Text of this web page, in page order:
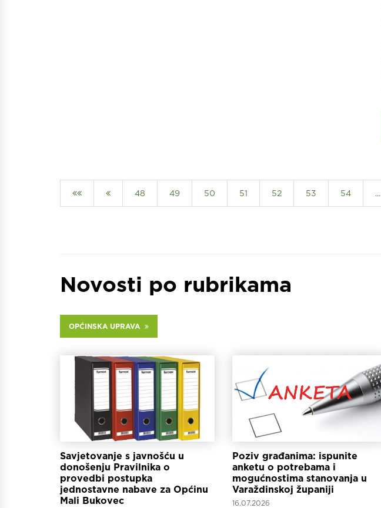
48 49 50 51 52 53 54 ...
Novosti po rubrikama
OPĆINSKA UPRAVA
Savjetovanje s javnošću u
donošenju Pravilnika o
provedbi postupka
jednostavne nabave za Općinu
Mali Bukovec
Poziv građanima: ispunite
anketu o potrebama i
mogućnostima stanovanja u
Varaždinskoj županiji
16.07.2026